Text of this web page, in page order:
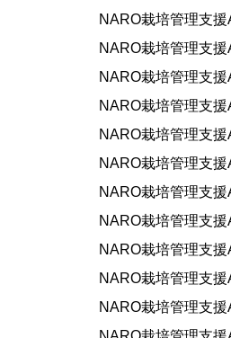
NARO栽培管理支
NARO栽培管理支
NARO栽培管理支
NARO栽培管理支
NARO栽培管理支
NARO栽培管理支
NARO栽培管理支
NARO栽培管理支
NARO栽培管理支
NARO栽培管理支
NARO栽培管理支